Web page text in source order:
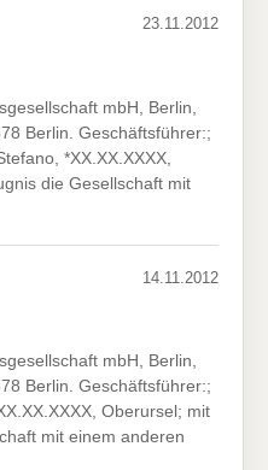
23.11.2012
mbH, Berlin,
Berlin. Geschäftsführer:;
*XX.XX.XXXX,
die Gesellschaft mit
14.11.2012
mbH, Berlin,
Berlin. Geschäftsführer:;
Oberursel; mit
mit einem anderen